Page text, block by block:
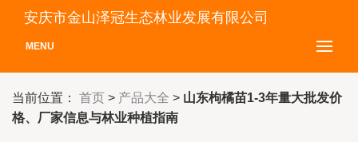
安庆市金山泽冠生态林业发展有限公司
MENU
当前位置： 首页 > 产品大全 > 山东枸橘苗1-3年量大批发价
格、厂家信息与林业种植指南